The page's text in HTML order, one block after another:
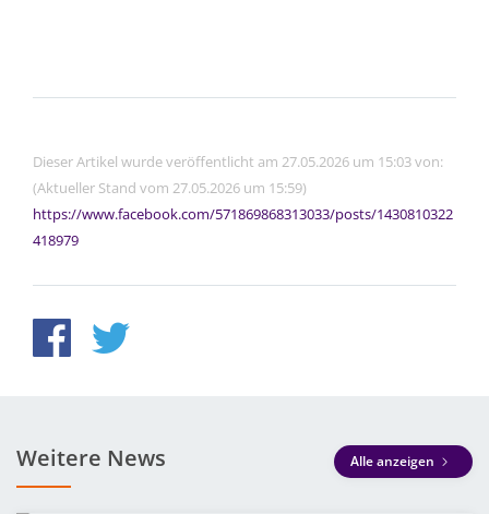
Dieser Artikel wurde veröffentlicht am 27.05.2026 um 15:03 von:
(Aktueller Stand vom 27.05.2026 um 15:59)
https://www.facebook.com/571869868313033/posts/1430810322
418979
Weitere News Alle anzeigen